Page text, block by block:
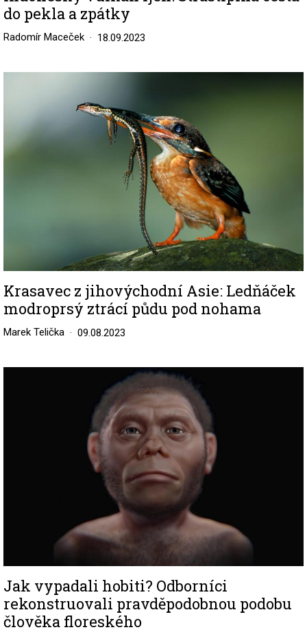
do pekla a zpátky
Radomír Maceček 18.09.2023
Krasavec z jihovýchodní Asie: Ledňáček
modroprsý ztrácí půdu pod nohama
Marek Telička 09.08.2023
Jak vypadali hobiti? Odborníci
rekonstruovali pravděpodobnou podobu
člověka floreského